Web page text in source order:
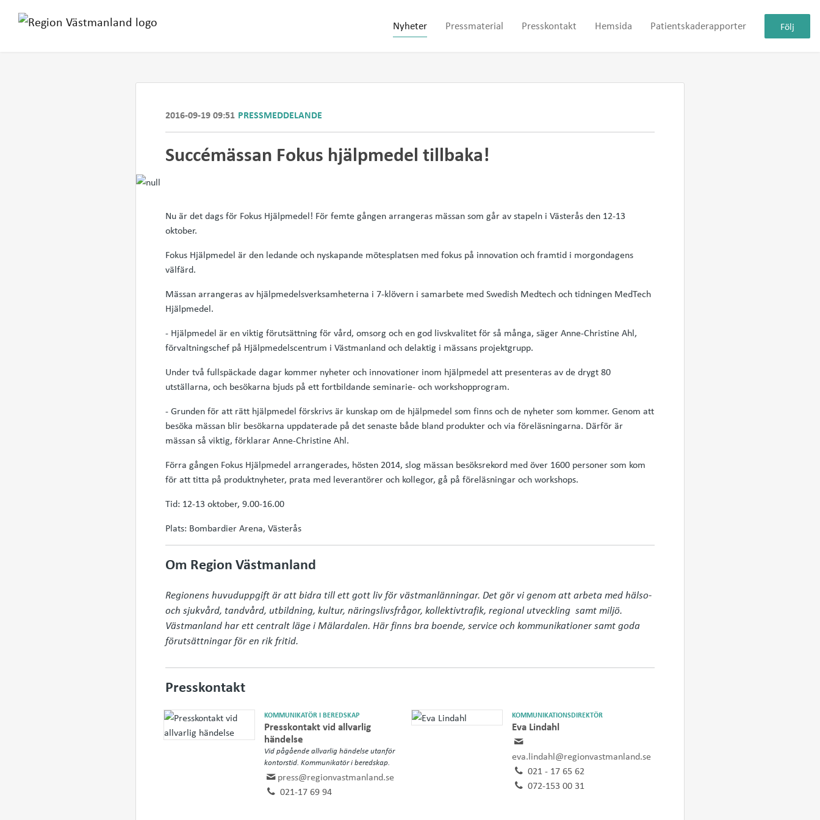
Nyheter Pressmaterial Presskontakt Hemsida Patientskaderapporter Följ
2016-09-19 09:51 PRESSMEDDELANDE
Succémässan Fokus hjälpmedel tillbaka!
Nu är det dags för Fokus Hjälpmedel! För femte gången arrangeras mässan som går av stapeln i Västerås den 12-13
oktober.
Fokus Hjälpmedel är den ledande och nyskapande mötesplatsen med fokus på innovation och framtid i morgondagens
välfärd.
Mässan arrangeras av hjälpmedelsverksamheterna i 7-klövern i samarbete med Swedish Medtech och tidningen MedTech
Hjälpmedel.
- Hjälpmedel är en viktig förutsättning för vård, omsorg och en god livskvalitet för så många, säger Anne-Christine Ahl,
förvaltningschef på Hjälpmedelscentrum i Västmanland och delaktig i mässans projektgrupp.
Under två fullspäckade dagar kommer nyheter och innovationer inom hjälpmedel att presenteras av de drygt 80
utställarna, och besökarna bjuds på ett fortbildande seminarie- och workshopprogram.
- Grunden för att rätt hjälpmedel förskrivs är kunskap om de hjälpmedel som finns och de nyheter som kommer. Genom att
besöka mässan blir besökarna uppdaterade på det senaste både bland produkter och via föreläsningarna. Därför är
mässan så viktig, förklarar Anne-Christine Ahl.
Förra gången Fokus Hjälpmedel arrangerades, hösten 2014, slog mässan besöksrekord med över 1600 personer som kom
för att titta på produktnyheter, prata med leverantörer och kollegor, gå på föreläsningar och workshops.
Tid: 12-13 oktober, 9.00-16.00
Plats: Bombardier Arena, Västerås
Om Region Västmanland
Regionens huvuduppgift är att bidra till ett gott liv för västmanlänningar. Det gör vi genom att arbeta med hälso-
och sjukvård, tandvård, utbildning, kultur, näringslivsfrågor, kollektivtrafik, regional utveckling  samt miljö.
Västmanland har ett centralt läge i Mälardalen. Här finns bra boende, service och kommunikationer samt goda
förutsättningar för en rik fritid.
Presskontakt
KOMMUNIKATÖR I BEREDSKAP
Presskontakt vid allvarlig
händelse
Vid pågående allvarlig händelse utanför
kontorstid. Kommunikatör i beredskap.
press@regionvastmanland.se
021-17 69 94
KOMMUNIKATIONSDIREKTÖR
Eva Lindahl
eva.lindahl@regionvastmanland.se
021 - 17 65 62
072-153 00 31